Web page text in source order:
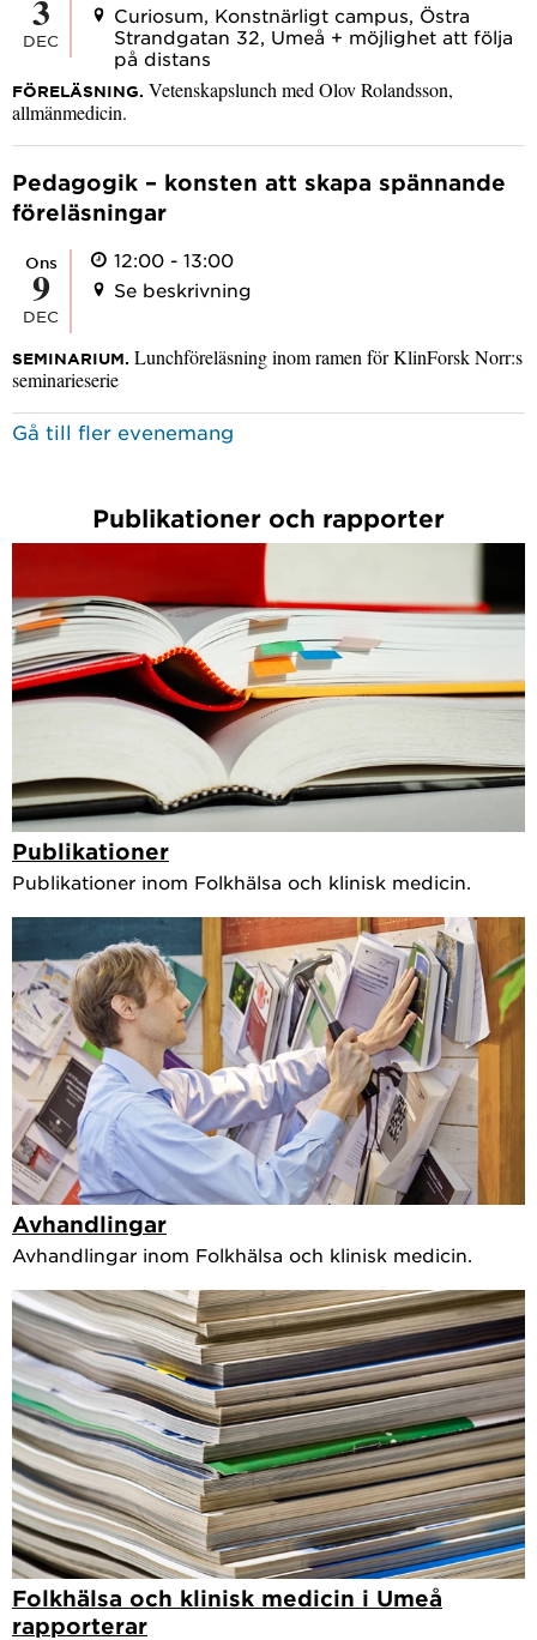
3
DEC
Curiosum, Konstnärligt campus, Östra
Strandgatan 32, Umeå + möjlighet att följa
på distans
FÖRELÄSNING. Vetenskapslunch med Olov Rolandsson,
allmänmedicin.
Pedagogik – konsten att skapa spännande
föreläsningar
ons
9
DEC
12:00 - 13:00
Se beskrivning
SEMINARIUM. Lunchföreläsning inom ramen för KlinForsk Norr:s
seminarieserie
Gå till fler evenemang
Publikationer och rapporter
Publikationer
Publikationer inom Folkhälsa och klinisk medicin.
Avhandlingar
Avhandlingar inom Folkhälsa och klinisk medicin.
Folkhälsa och klinisk medicin i Umeå
rapporterar